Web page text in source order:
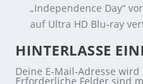
„Independence Day“
auf Ultra HD Blu-ray
HINTERLASSE
Deine E-Mail-Adresse
Erforderliche Felder sind